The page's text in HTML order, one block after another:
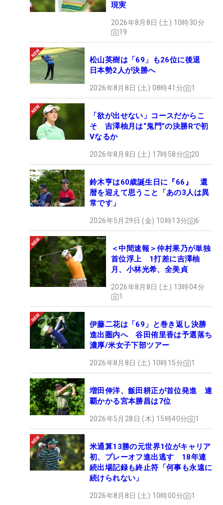
現実
2026年8月8日 (土) 10時30分
19
松山英樹は「69」も26位に後退
日本勢2人が決勝へ
2026年8月8日 (土) 08時41分 1
「欲が出せない」コースだからこ
そ 吉澤柚月は“鬼門”の決勝Rで初
Vなるか
2026年8月8日 (土) 17時58分 20
鈴木亨は60歳誕生日に『66』 還
暦を迎えて思うこと「あの3人は異
常です」
2026年5月29日 (金) 10時13分 6
＜中間速報＞仲村果乃が単独
首位浮上 1打差に吉澤柚
月、小林光希、全美貞
2026年8月8日 (土) 13時04分
1
伊藤二花は「69」と巻き返し決勝
進出圏内へ 谷田侑里香は予選落ち
濃厚/米女子下部ツアー
2026年8月8日 (土) 10時15分 1
増田伸洋、飯田耕正が首位発進 連
覇かかる宮本勝昌は7位
2026年5月28日 (木) 15時40分 1
米通算13勝の元世界1位がキャリア
初、プレーオフ進出逃す 18年連
続出場記録も終止符「何事も永遠に
続けられない」
2026年8月8日 (土) 10時00分 1